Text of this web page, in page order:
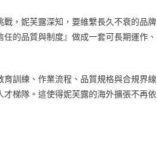
，妮芙露深知，要維繫長久不衰的品牌
的品質與制度』做成一套可長期運作、
訓練、作業流程、品質規格與合規界線
梯隊。這使得妮芙露的海外擴張不再依